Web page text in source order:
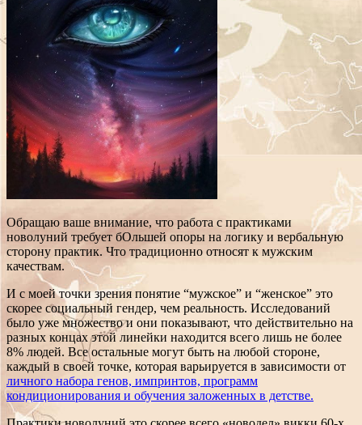
Обращаю ваше внимание, что работа с практиками
новолуний требует бОльшей опоры на логику и вербальную
сторону практик. Что традиционно относят к мужским
качествам.
И с моей точки зрения понятие “мужское” и “женское” это
скорее социальный гендер, чем реальность. Исследований
было уже множество и они показывают, что действительно на
разных концах этой линейки находится всего лишь не более
8% людей. Все остальные могут быть на любой стороне,
каждый в своей точке, которая варьируется в зависимости от
личного набора генов, импринтов, программ
кондиционирования и обучения заложенных в детстве.